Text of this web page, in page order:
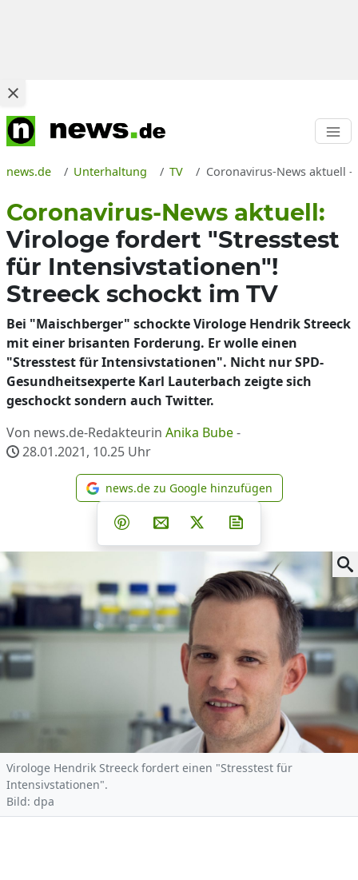
news.de Unterhaltung TV Coronavirus-News aktuell
Coronavirus-News aktuell:
Virologe fordert "Stresstest
für Intensivstationen"!
Streeck schockt im TV
Bei "Maischberger" schockte Virologe Hendrik Streeck
mit einer brisanten Forderung. Er wolle einen
"Stresstest für Intensivstationen". Nicht nur SPD-
Gesundheitsexperte Karl Lauterbach zeigte sich
geschockt sondern auch Twitter.
Von news.de-Redakteurin Anika Bube-
28.01.2021, 10.25 Uhr
news.de zu Google
news.de zu Google hinzufügen
Teilen auf Facebook
Teilen auf Whatsapp
Teilen auf Telegram
Teilen auf Pinterest
Per E-Mail teilen
Post auf X
Virologe Hendrik Streeck fordert einen "Stresstest für
Intensivstationen".
Bild: dpa